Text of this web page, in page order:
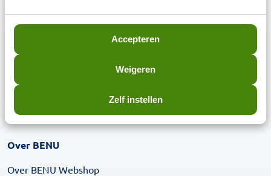
Accepteren
Weigeren
Zelf instellen
Medicijnoverzicht aanvragen
Beoordeling BENU Webshop
Over BENU
Over BENU Webshop